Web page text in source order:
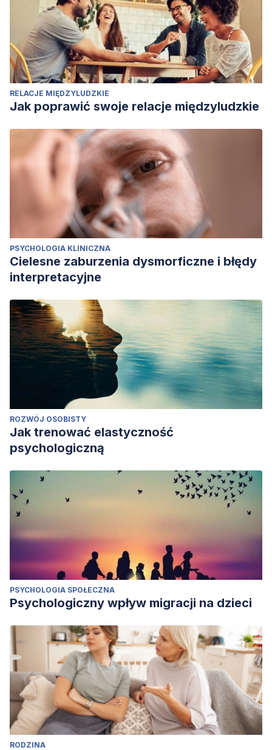
RELACJE MIĘDZYLUDZKIE
Jak poprawić swoje relacje międzyludzkie
PSYCHOLOGIA KLINICZNA
Cielesne zaburzenia dysmorficzne i błędy
interpretacyjne
ROZWÓJ OSOBISTY
Jak trenować elastyczność
psychologiczną
PSYCHOLOGIA SPOŁECZNA
Psychologiczny wpływ migracji na dzieci
RODZINA